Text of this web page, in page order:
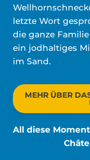
letzte Wort
die ganze
ein jodhaltiges
im Sand.
MEHR ÜBER
All diese